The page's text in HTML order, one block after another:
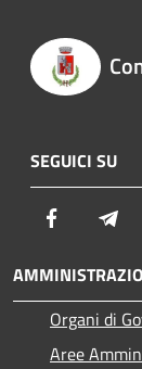
SEGUICI SU
Facebook
Organi di
Aree